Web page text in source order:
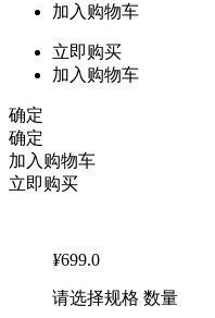
加入购物车
立即购买
加入购物车
确定
确定
加入购物车
立即购买
¥699.0
请选择规格 数量